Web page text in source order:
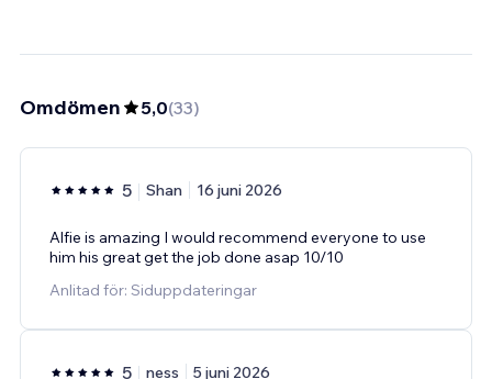
Omdömen 5,0(33)
5 Shan 16 juni 2026
Alfie is amazing I would recommend everyone to use
him his great get the job done asap 10/10
Anlitad för: Siduppdateringar
5 ness 5 juni 2026